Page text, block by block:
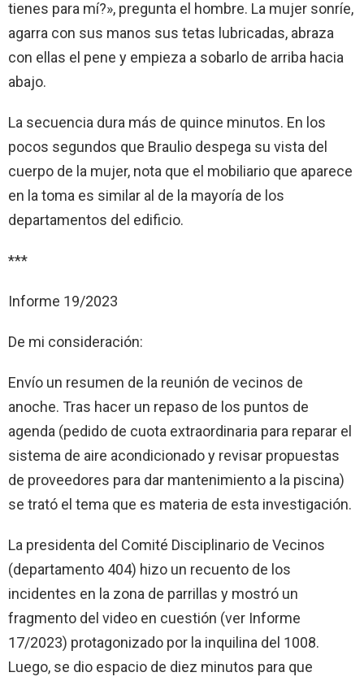
tienes para mí?», pregunta el hombre. La mujer sonríe,
agarra con sus manos sus tetas lubricadas, abraza
con ellas el pene y empieza a sobarlo de arriba hacia
abajo.
La secuencia dura más de quince minutos. En los
pocos segundos que Braulio despega su vista del
cuerpo de la mujer, nota que el mobiliario que aparece
en la toma es similar al de la mayoría de los
departamentos del edificio.
***
Informe 19/2023
De mi consideración:
Envío un resumen de la reunión de vecinos de
anoche. Tras hacer un repaso de los puntos de
agenda (pedido de cuota extraordinaria para reparar el
sistema de aire acondicionado y revisar propuestas
de proveedores para dar mantenimiento a la piscina)
se trató el tema que es materia de esta investigación.
La presidenta del Comité Disciplinario de Vecinos
(departamento 404) hizo un recuento de los
incidentes en la zona de parrillas y mostró un
fragmento del video en cuestión (ver Informe
17/2023) protagonizado por la inquilina del 1008.
Luego, se dio espacio de diez minutos para que